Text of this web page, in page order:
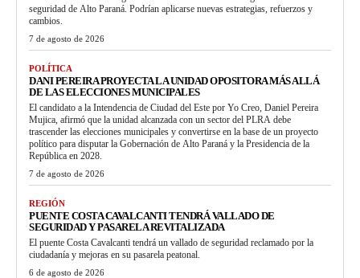
seguridad de Alto Paraná. Podrían aplicarse nuevas estrategias, refuerzos y
cambios.
7 de agosto de 2026
POLÍTICA
DANI PEREIRA PROYECTA LA UNIDAD OPOSITORA MÁS ALLÁ
DE LAS ELECCIONES MUNICIPALES
El candidato a la Intendencia de Ciudad del Este por Yo Creo, Daniel Pereira
Mujica, afirmó que la unidad alcanzada con un sector del PLRA debe
trascender las elecciones municipales y convertirse en la base de un proyecto
político para disputar la Gobernación de Alto Paraná y la Presidencia de la
República en 2028.
7 de agosto de 2026
REGIÓN
PUENTE COSTA CAVALCANTI TENDRÁ VALLADO DE
SEGURIDAD Y PASARELA REVITALIZADA
El puente Costa Cavalcanti tendrá un vallado de seguridad reclamado por la
ciudadanía y mejoras en su pasarela peatonal.
6 de agosto de 2026